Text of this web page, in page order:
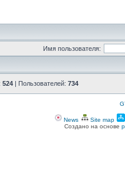
Имя пользователя:
524 | Пользователей: 734
News Site map
Создано на основе